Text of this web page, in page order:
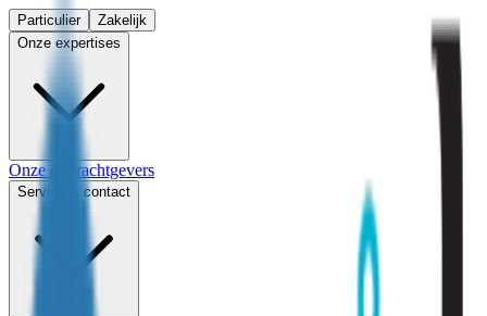
Particulier
Zakelijk
Onze expertises
Onze opdrachtgevers
Service & contact